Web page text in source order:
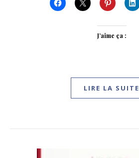
J’aime ça :
LIRE LA SUITE